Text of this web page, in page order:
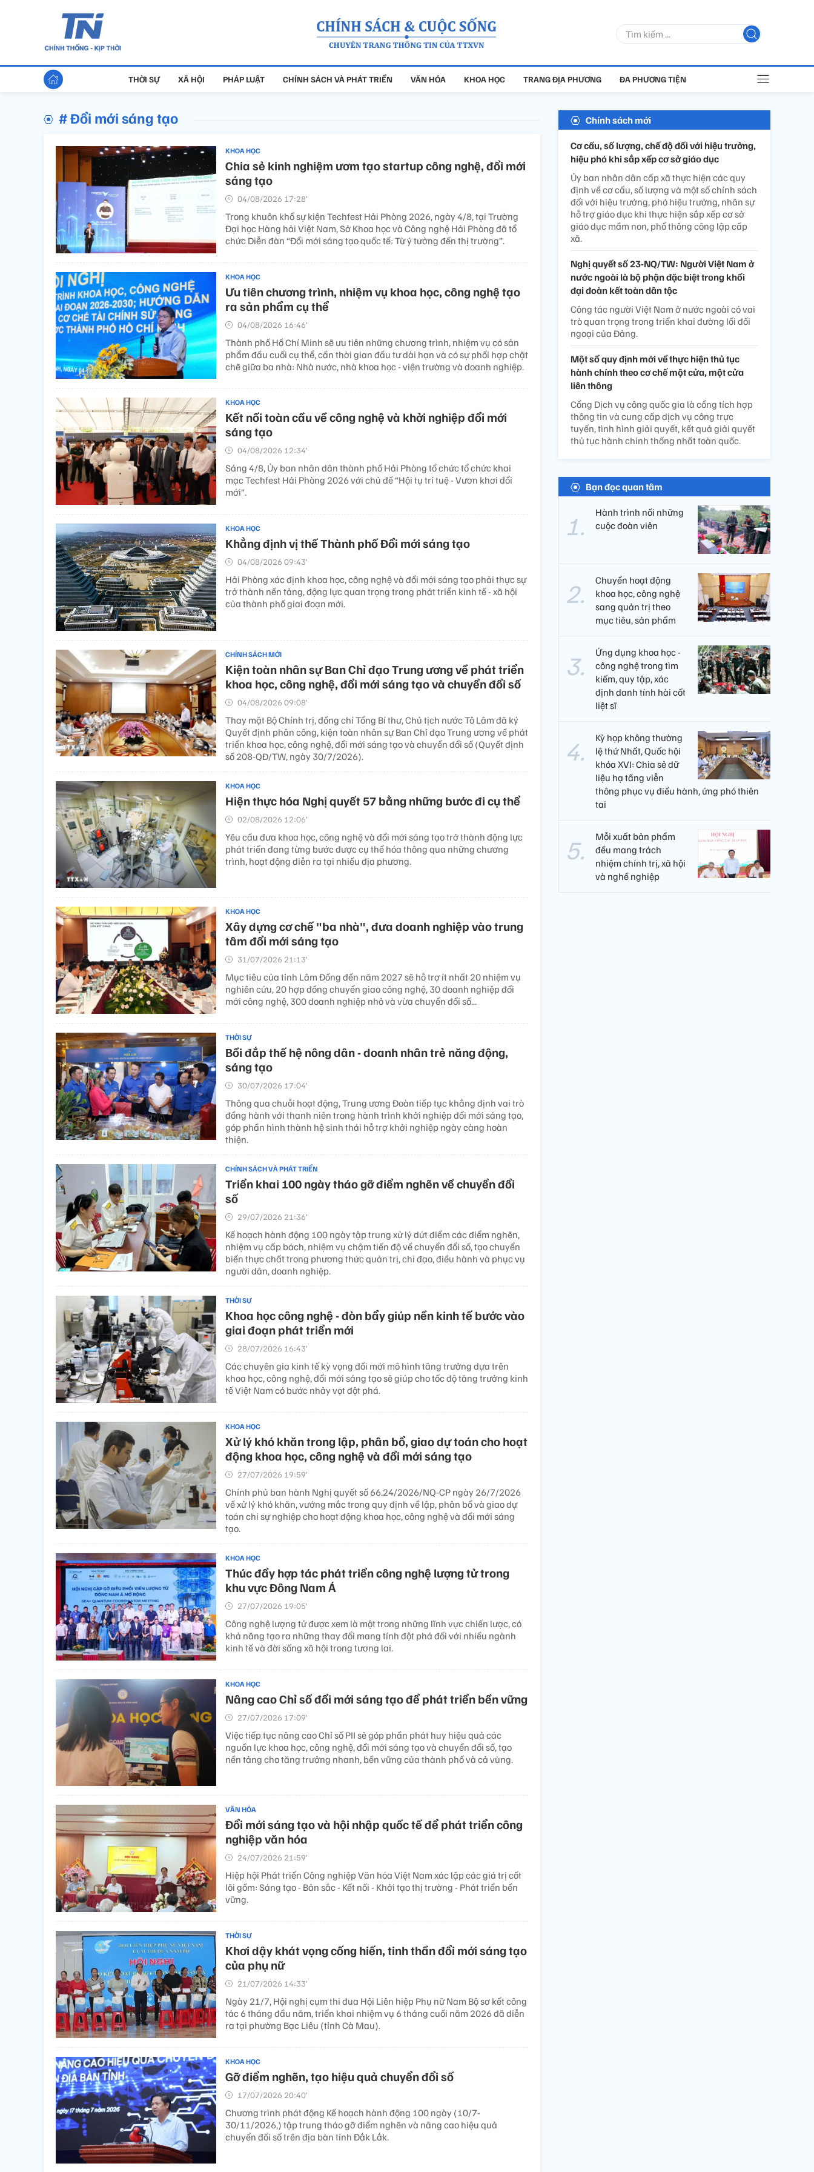
THỜI SỰ XÃ HỘI PHÁP LUẬT CHÍNH SÁCH VÀ PHÁT TRIỂN VĂN HÓA KHOA HỌC TRANG ĐỊA PHƯƠNG ĐA PHƯƠNG TIỆN
# Đổi mới sáng tạo
KHOA HỌC
Chia sẻ kinh nghiệm ươm tạo startup công nghệ, đổi mới
sáng tạo
04/08/2026 17:28’
Trong khuôn khổ sự kiện Techfest Hải Phòng 2026, ngày 4/8, tại Trường
Đại học Hàng hải Việt Nam, Sở Khoa học và Công nghệ Hải Phòng đã tổ
chức Diễn đàn “Đổi mới sáng tạo quốc tế: Từ ý tưởng đến thị trường”.
KHOA HỌC
Ưu tiên chương trình, nhiệm vụ khoa học, công nghệ tạo
ra sản phẩm cụ thể
04/08/2026 16:46’
Thành phố Hồ Chí Minh sẽ ưu tiên những chương trình, nhiệm vụ có sản
phẩm đầu cuối cụ thể, cần thời gian đầu tư dài hạn và có sự phối hợp chặt
chẽ giữa ba nhà: Nhà nước, nhà khoa học - viện trường và doanh nghiệp.
KHOA HỌC
Kết nối toàn cầu về công nghệ và khởi nghiệp đổi mới
sáng tạo
04/08/2026 12:34’
Sáng 4/8, Ủy ban nhân dân thành phố Hải Phòng tổ chức tổ chức khai
mạc Techfest Hải Phòng 2026 với chủ đề “Hội tụ trí tuệ - Vươn khơi đổi
mới”.
KHOA HỌC
Khẳng định vị thế Thành phố Đổi mới sáng tạo
04/08/2026 09:43’
Hải Phòng xác định khoa học, công nghệ và đổi mới sáng tạo phải thực sự
trở thành nền tảng, động lực quan trọng trong phát triển kinh tế - xã hội
của thành phố giai đoạn mới.
CHÍNH SÁCH MỚI
Kiện toàn nhân sự Ban Chỉ đạo Trung ương về phát triển
khoa học, công nghệ, đổi mới sáng tạo và chuyển đổi số
04/08/2026 09:08’
Thay mặt Bộ Chính trị, đồng chí Tổng Bí thư, Chủ tịch nước Tô Lâm đã ký
Quyết định phân công, kiện toàn nhân sự Ban Chỉ đạo Trung ương về phát
triển khoa học, công nghệ, đổi mới sáng tạo và chuyển đổi số (Quyết định
số 208-QĐ/TW, ngày 30/7/2026).
KHOA HỌC
Hiện thực hóa Nghị quyết 57 bằng những bước đi cụ thể
02/08/2026 12:06’
Yêu cầu đưa khoa học, công nghệ và đổi mới sáng tạo trở thành động lực
phát triển đang từng bước được cụ thể hóa thông qua những chương
trình, hoạt động diễn ra tại nhiều địa phương.
KHOA HỌC
Xây dựng cơ chế "ba nhà", đưa doanh nghiệp vào trung
tâm đổi mới sáng tạo
31/07/2026 21:13’
Mục tiêu của tỉnh Lâm Đồng đến năm 2027 sẽ hỗ trợ ít nhất 20 nhiệm vụ
nghiên cứu, 20 hợp đồng chuyển giao công nghệ, 30 doanh nghiệp đổi
mới công nghệ, 300 doanh nghiệp nhỏ và vừa chuyển đổi số...
THỜI SỰ
Bồi đắp thế hệ nông dân - doanh nhân trẻ năng động,
sáng tạo
30/07/2026 17:04’
Thông qua chuỗi hoạt động, Trung ương Đoàn tiếp tục khẳng định vai trò
đồng hành với thanh niên trong hành trình khởi nghiệp đổi mới sáng tạo,
góp phần hình thành hệ sinh thái hỗ trợ khởi nghiệp ngày càng hoàn
thiện.
CHÍNH SÁCH VÀ PHÁT TRIỂN
Triển khai 100 ngày tháo gỡ điểm nghẽn về chuyển đổi
số
29/07/2026 21:36’
Kế hoạch hành động 100 ngày tập trung xử lý dứt điểm các điểm nghẽn,
nhiệm vụ cấp bách, nhiệm vụ chậm tiến độ về chuyển đổi số, tạo chuyển
biến thực chất trong phương thức quản trị, chỉ đạo, điều hành và phục vụ
người dân, doanh nghiệp.
THỜI SỰ
Khoa học công nghệ - đòn bẩy giúp nền kinh tế bước vào
giai đoạn phát triển mới
28/07/2026 16:43’
Các chuyên gia kinh tế kỳ vọng đổi mới mô hình tăng trưởng dựa trên
khoa học, công nghệ, đổi mới sáng tạo sẽ giúp cho tốc độ tăng trưởng kinh
tế Việt Nam có bước nhảy vọt đột phá.
KHOA HỌC
Xử lý khó khăn trong lập, phân bổ, giao dự toán cho hoạt
động khoa học, công nghệ và đổi mới sáng tạo
27/07/2026 19:59’
Chính phủ ban hành Nghị quyết số 66.24/2026/NQ-CP ngày 26/7/2026
về xử lý khó khăn, vướng mắc trong quy định về lập, phân bổ và giao dự
toán chi sự nghiệp cho hoạt động khoa học, công nghệ và đổi mới sáng
tạo.
KHOA HỌC
Thúc đẩy hợp tác phát triển công nghệ lượng tử trong
khu vực Đông Nam Á
27/07/2026 19:05’
Công nghệ lượng tử được xem là một trong những lĩnh vực chiến lược, có
khả năng tạo ra những thay đổi mang tính đột phá đối với nhiều ngành
kinh tế và đời sống xã hội trong tương lai.
KHOA HỌC
Nâng cao Chỉ số đổi mới sáng tạo để phát triển bền vững
27/07/2026 17:09’
Việc tiếp tục nâng cao Chỉ số PII sẽ góp phần phát huy hiệu quả các
nguồn lực khoa học, công nghệ, đổi mới sáng tạo và chuyển đổi số, tạo
nền tảng cho tăng trưởng nhanh, bền vững của thành phố và cả vùng.
VĂN HÓA
Đổi mới sáng tạo và hội nhập quốc tế để phát triển công
nghiệp văn hóa
24/07/2026 21:59’
Hiệp hội Phát triển Công nghiệp Văn hóa Việt Nam xác lập các giá trị cốt
lõi gồm: Sáng tạo - Bản sắc - Kết nối - Khởi tạo thị trường - Phát triển bền
vững.
THỜI SỰ
Khơi dậy khát vọng cống hiến, tinh thần đổi mới sáng tạo
của phụ nữ
21/07/2026 14:33’
Ngày 21/7, Hội nghị cụm thi đua Hội Liên hiệp Phụ nữ Nam Bộ sơ kết công
tác 6 tháng đầu năm, triển khai nhiệm vụ 6 tháng cuối năm 2026 đã diễn
ra tại phường Bạc Liêu (tỉnh Cà Mau).
KHOA HỌC
Gỡ điểm nghẽn, tạo hiệu quả chuyển đổi số
17/07/2026 20:40’
Chương trình phát động Kế hoạch hành động 100 ngày (10/7-
30/11/2026,) tập trung tháo gỡ điểm nghẽn và nâng cao hiệu quả
chuyển đổi số trên địa bàn tỉnh Đắk Lắk.
Chính sách mới
Cơ cấu, số lượng, chế độ đối với hiệu trưởng,
hiệu phó khi sắp xếp cơ sở giáo dục
Ủy ban nhân dân cấp xã thực hiện các quy
định về cơ cấu, số lượng và một số chính sách
đối với hiệu trưởng, phó hiệu trưởng, nhân sự
hỗ trợ giáo dục khi thực hiện sắp xếp cơ sở
giáo dục mầm non, phổ thông công lập cấp
xã.
Nghị quyết số 23-NQ/TW: Người Việt Nam ở
nước ngoài là bộ phận đặc biệt trong khối
đại đoàn kết toàn dân tộc
Công tác người Việt Nam ở nước ngoài có vai
trò quan trọng trong triển khai đường lối đối
ngoại của Đảng.
Một số quy định mới về thực hiện thủ tục
hành chính theo cơ chế một cửa, một cửa
liên thông
Cổng Dịch vụ công quốc gia là cổng tích hợp
thông tin và cung cấp dịch vụ công trực
tuyến, tình hình giải quyết, kết quả giải quyết
thủ tục hành chính thống nhất toàn quốc.
Bạn đọc quan tâm
Hành trình nối những
cuộc đoàn viên
Chuyển hoạt động
khoa học, công nghệ
sang quản trị theo
mục tiêu, sản phẩm
Ứng dụng khoa học -
công nghệ trong tìm
kiếm, quy tập, xác
định danh tính hài cốt
liệt sĩ
Kỳ họp không thường
lệ thứ Nhất, Quốc hội
khóa XVI: Chia sẻ dữ
liệu hạ tầng viễn
thông phục vụ điều hành, ứng phó thiên
tai
Mỗi xuất bản phẩm
đều mang trách
nhiệm chính trị, xã hội
và nghề nghiệp